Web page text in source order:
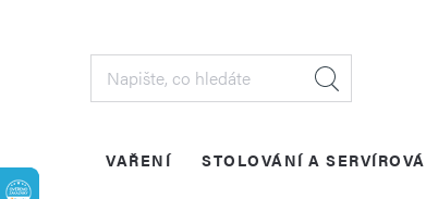
VAŘENÍ STOLOVÁNÍ A